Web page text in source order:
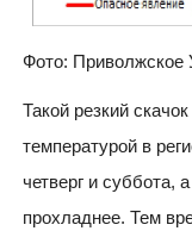
Фото:
Такой резкий
температурой в
четверг и суббота,
прохладнее. Тем